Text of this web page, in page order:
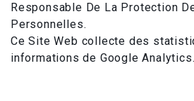
Responsable De La Protection
Personnelles.
Ce Site Web collecte des
informations de Google Analytics.